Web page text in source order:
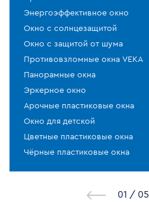
Энергоэффективное окно
Окно с солнцезащитой
Окно с защитой от шума
Противовзломные окна VEKA
Панорамные окна
Эркерное окно
Арочные пластиковые окна
Окно для детской
Цветные пластиковые окна
Чёрные пластиковые окна
1 / 5